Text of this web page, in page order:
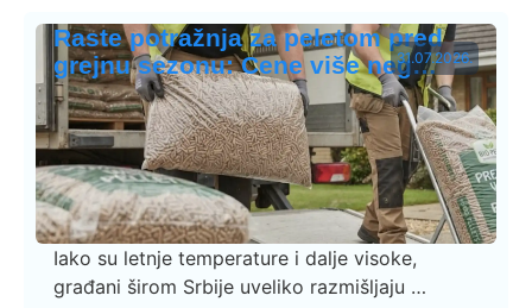
31.07.2026.
Raste potražnja za peletom pred
grejnu sezonu: Cene više neg…
Iako su letnje temperature i dalje visoke,
građani širom Srbije uveliko razmišljaju …